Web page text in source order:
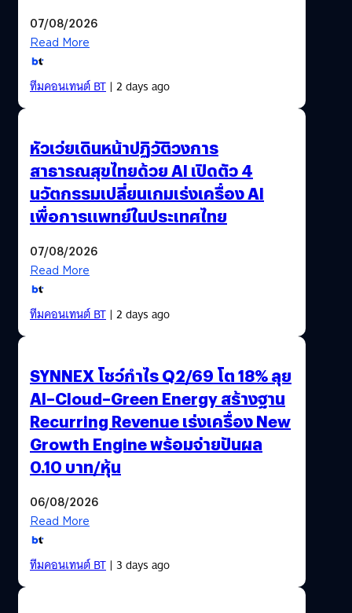
07/08/2026
Read More
ทีมคอนเทนต์ BT| 2 days ago
หัวเว่ยเดินหน้าปฏิวัติวงการ
สาธารณสุขไทยด้วย AI เปิดตัว 4
นวัตกรรมเปลี่ยนเกมเร่งเครื่อง AI
เพื่อการแพทย์ในประเทศไทย
07/08/2026
Read More
ทีมคอนเทนต์ BT| 2 days ago
SYNNEX โชว์กำไร Q2/69 โต 18% ลุย
AI–Cloud–Green Energy สร้างฐาน
Recurring Revenue เร่งเครื่อง New
Growth Engine พร้อมจ่ายปันผล
0.10 บาท/หุ้น
06/08/2026
Read More
ทีมคอนเทนต์ BT| 3 days ago